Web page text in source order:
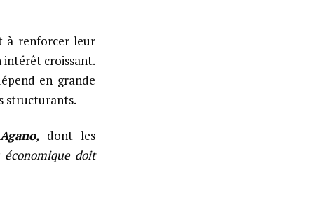
à renforcer leur
intérêt croissant.
en grande
structurants.
dont les
doit